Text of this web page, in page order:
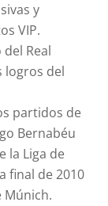
y
VIP.
Real
logros del
partidos de
Bernabéu
la Liga de
final de 2010
Múnich.